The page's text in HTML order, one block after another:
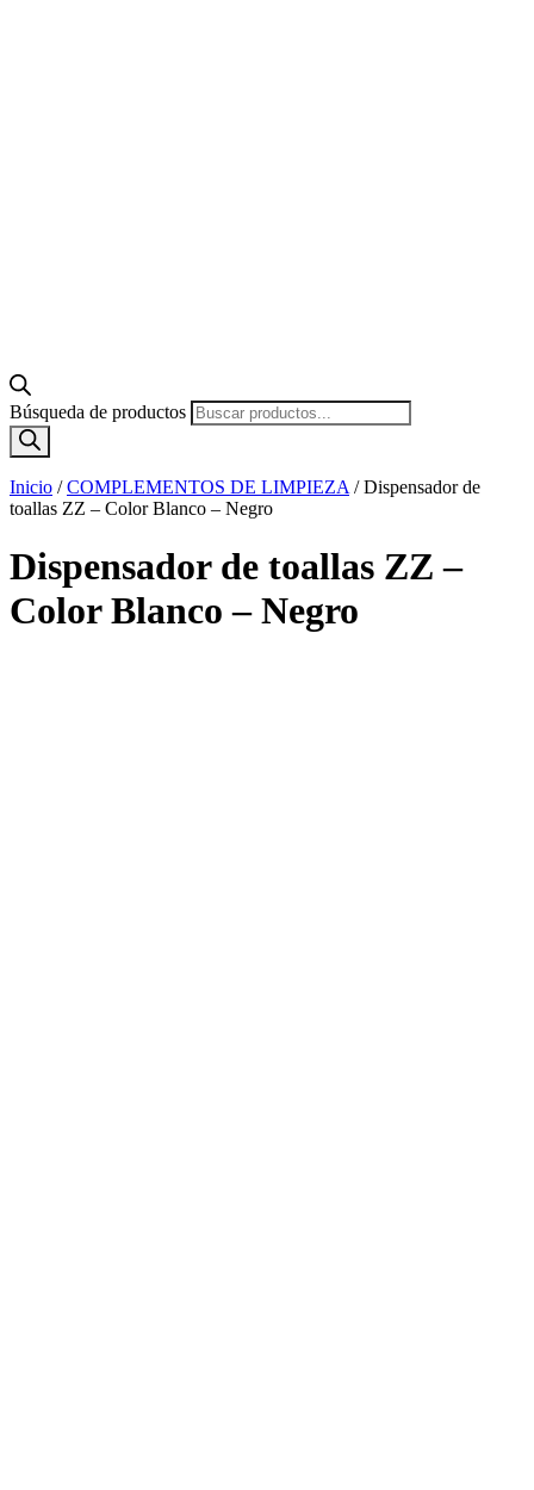
Búsqueda de productos
Inicio /COMPLEMENTOS DE LIMPIEZA /Dispensador de
toallas ZZ – Color Blanco – Negro
Dispensador de toallas ZZ –
Color Blanco – Negro